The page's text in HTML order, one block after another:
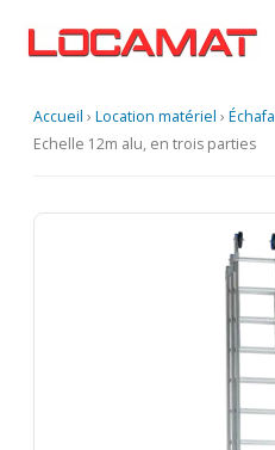
Accueil › Location matériel ›
Echelle 12m alu, en trois parties